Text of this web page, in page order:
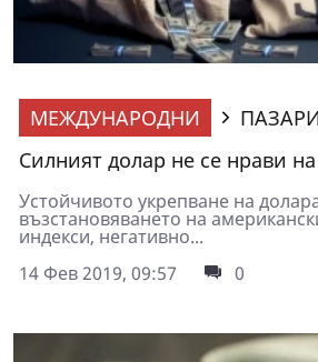
МЕЖДУНАРОДНИ
ПАЗАРИ
Силният долар не се нрави
Устойчивото укрепване на
възстановяването на
индекси, негативно...
14 Фев 2019, 09:57
0